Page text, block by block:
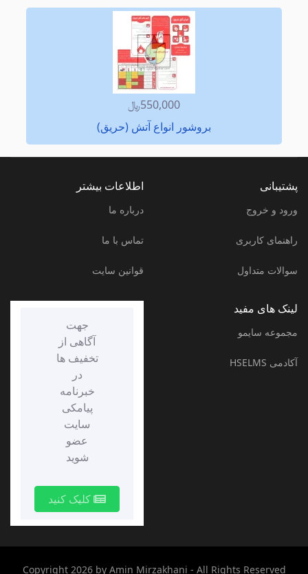
550,000﷼
بروشور انواع آتش (حریق)
پشتیبانی
ورود و خروج
راهنمای کاربری
سوالات متداول
اطلاعات بیشتر
درباره ما
تماس با ما
قوانین سایت
لینک های مفید
مجموعه سایمو
آکادمی HSELMS
جهت
آگاهی از
تخفیف ها
در
خبرنامه
پیامکی
سایت
عضو
شوید
کلیک کنید
Copyright 2026 by Amin Mirzakhani - All Rights Reserved